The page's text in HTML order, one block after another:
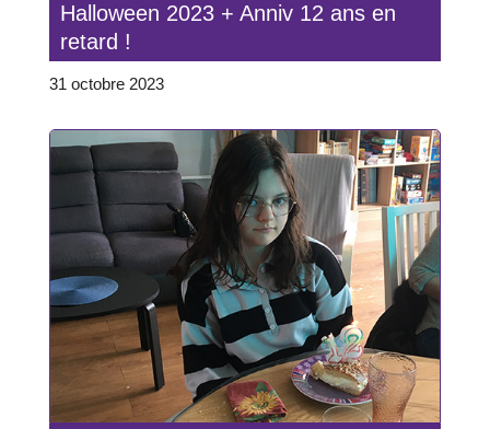
Halloween 2023 + Anniv 12 ans en
retard !
31 octobre 2023